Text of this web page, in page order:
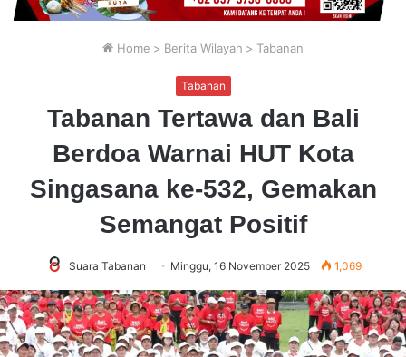
Home > Berita Wilayah > Tabanan
Tabanan
Tabanan Tertawa dan Bali
Berdoa Warnai HUT Kota
Singasana ke-532, Gemakan
Semangat Positif
Suara Tabanan Minggu, 16 November 2025 1,069